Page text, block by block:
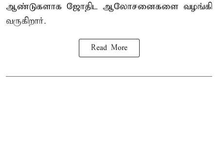
ஆண்டுகளாக ஜோதிட ஆலோசனைகளை வழங்கி
வருகிறார்.
Read More